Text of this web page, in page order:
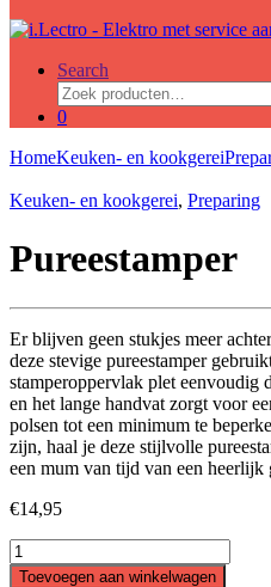
Search
Zoeken
naar:
0
HomeKeuken- en kookgerei
Keuken- en kookgerei, Preparing
Pureestamper
Er blijven geen stukjes meer
deze stevige pureestamper
stamperoppervlak plet eenvoudig
en het lange handvat zorgt voor
polsen tot een minimum te
zijn, haal je deze stijlvolle
een mum van tijd van een heerlijk
€14,95
Pureestamper
quantity
Toevoegen aan winkelwagen